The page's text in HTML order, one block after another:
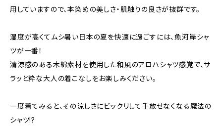
用していますので、本染めの美しさ・肌触りの良さが抜群です。
湿度が高くてムシ暑い日本の夏を快適に過ごすには、魚河岸シャ
ツが一番！
清涼感のある木綿素材を使用した和風のアロハシャツ感覚で、サ
ラッと粋な大人の着こなしをお楽しみください。
一度着てみると、その涼しさにビックリして手放せなくなる魔法の
シャツ!?